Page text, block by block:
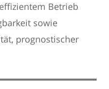
Betrieb
sowie
prognostischer